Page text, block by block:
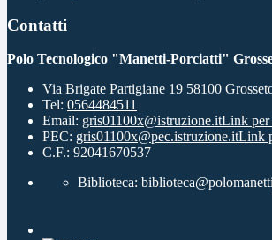
Contatti
Polo Tecnologico "Manetti-Porciatti"
Via Brigate Partigiane 19 58100
Tel: 0564484511
Email: gris01100x@istruzione.itLink per
PEC: gris01100x@pec.istruzione.itLink
C.F.: 92041670537
Biblioteca: